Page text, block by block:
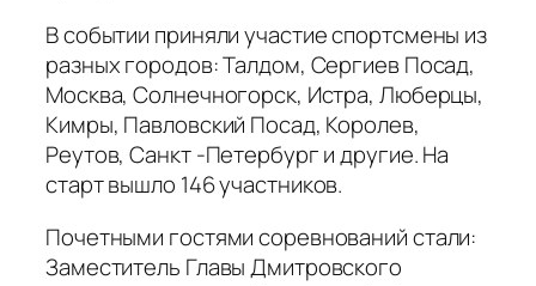
В событии приняли участие спортсмены из
разных городов: Талдом, Сергиев Посад,
Москва, Солнечногорск, Истра, Люберцы,
Кимры, Павловский Посад, Королев,
Реутов, Санкт -Петербург и другие. На
старт вышло 146 участников.
Почетными гостями соревнований стали:
Заместитель Главы Дмитровского